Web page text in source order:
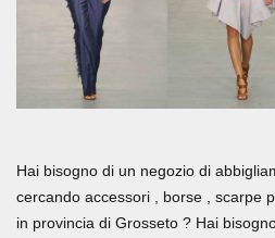
Hai bisogno di un negozio di
cercando accessori , borse , scarpe
in provincia di Grosseto ? Hai